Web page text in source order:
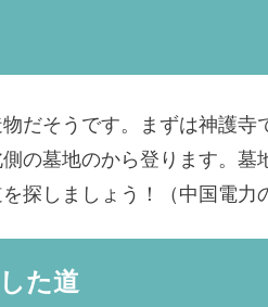
だそうです。まずは神護寺
の墓地のから登ります。
探しましょう！（中国電力
た道